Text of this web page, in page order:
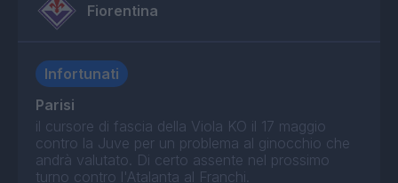
Fiorentina
Infortunati
Parisi
il cursore di fascia della Viola KO il 17 maggio
contro la Juve per un problema al ginocchio che
andrà valutato. Di certo assente nel prossimo
turno contro l'Atalanta al Franchi.